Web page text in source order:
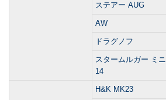
ステアー AUG
AW
ドラグノフ
スタームルガー ミニ
14
H&K MK23